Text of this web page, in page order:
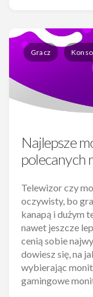
Gracz
Najlepsze
polecanych
Telewizor czy
oczywisty, bo
kanapą i dużym
nawet jeszcze
cenią sobie
dowiesz się, na
wybierając
gamingowe